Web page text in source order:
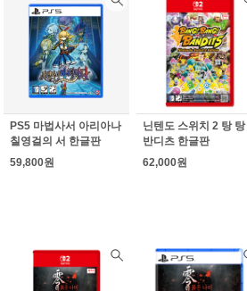
PS5 마법사서 아리아나
칠영걸의 서 한글판
59,800원
닌텐도 스위치 2 탕 탕
반디츠 한글판
62,000원